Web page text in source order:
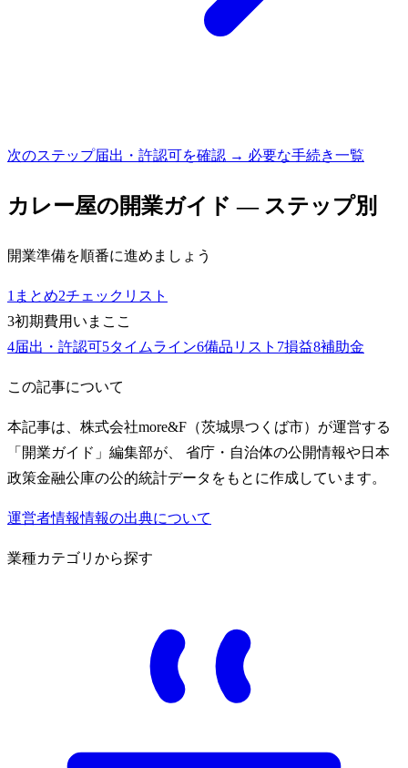
次のステップ届出・許認可を確認 → 必要な手続き一覧
カレー屋の開業ガイド — ステップ別
開業準備を順番に進めましょう
1 まとめ2チェックリスト
3初期費用 いまここ
4届出・許認可5タイムライン6備品リスト 7損益8補助金
この記事について
本記事は、株式会社more&F（茨城県つくば市）が運営する
「開業ガイド」編集部が、 省庁・自治体の公開情報や日本
政策金融公庫の公的統計データをもとに作成しています。
運営者情報情報の出典について
業種カテゴリから探す